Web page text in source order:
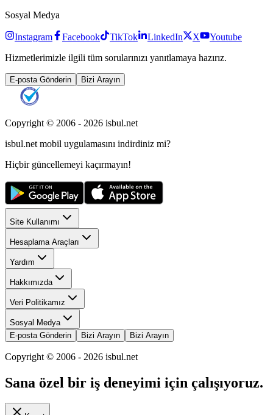
Sosyal Medya
Instagram Facebook TikTok LinkedIn X
Youtube
Hizmetlerimizle ilgili tüm sorularınızı yanıtlamaya hazırız.
E-posta Gönderin Bizi Arayın
Copyright © 2006 - 2026 isbul.net
isbul.net mobil uygulamasını indirdiniz mi?
Hiçbir güncellemeyi kaçırmayın!
Site Kullanımı
Hesaplama Araçları
Yardım
Hakkımızda
Veri Politikamız
Sosyal Medya
E-posta Gönderin
Bizi Arayın Bizi Arayın
Copyright © 2006 - 2026 isbul.net
Sana özel bir iş deneyimi için çalışıyoruz.